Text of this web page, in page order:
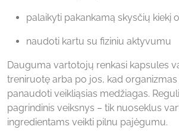
palaikyti pakankamą skysčių kiekį
naudoti kartu su fiziniu aktyvumu
Dauguma vartotojų renkasi kapsules
treniruotę arba po jos, kad
panaudoti veikliąsias medžiagas.
pagrindinis veiksnys – tik nuoseklus
ingredientams veikti pilnu pajėgumu.